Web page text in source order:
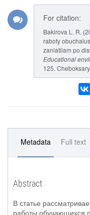
For citation:
Bakirova L. R.
raboty
zaniatiiam po
Educational
125.
Metadata Full text
Abstract
В статье
работы обучающихся